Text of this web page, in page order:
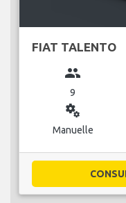
FIAT TALENTO
group
9
miscellaneous_services
Manuelle